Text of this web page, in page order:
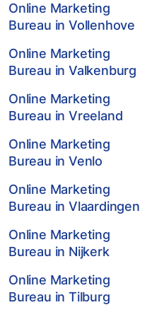
Online Marketing
Bureau in Vollenhove
Online Marketing
Bureau in Valkenburg
Online Marketing
Bureau in Vreeland
Online Marketing
Bureau in Venlo
Online Marketing
Bureau in Vlaardingen
Online Marketing
Bureau in Nijkerk
Online Marketing
Bureau in Tilburg